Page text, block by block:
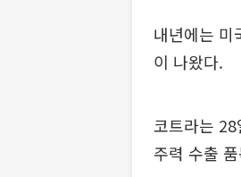
내년에는 미
이 나왔다.
코트라는
주력 수출